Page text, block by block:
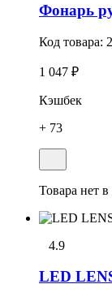
Фонарь
Код товара:
1 047 ₽
Кэшбек
+ 73
Товара нет
4.9
LED